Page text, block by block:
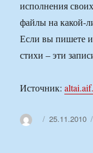
исполнения
файлы на какой-
Если вы пишете
стихи – эти
Источник:
Автор25.11.2010